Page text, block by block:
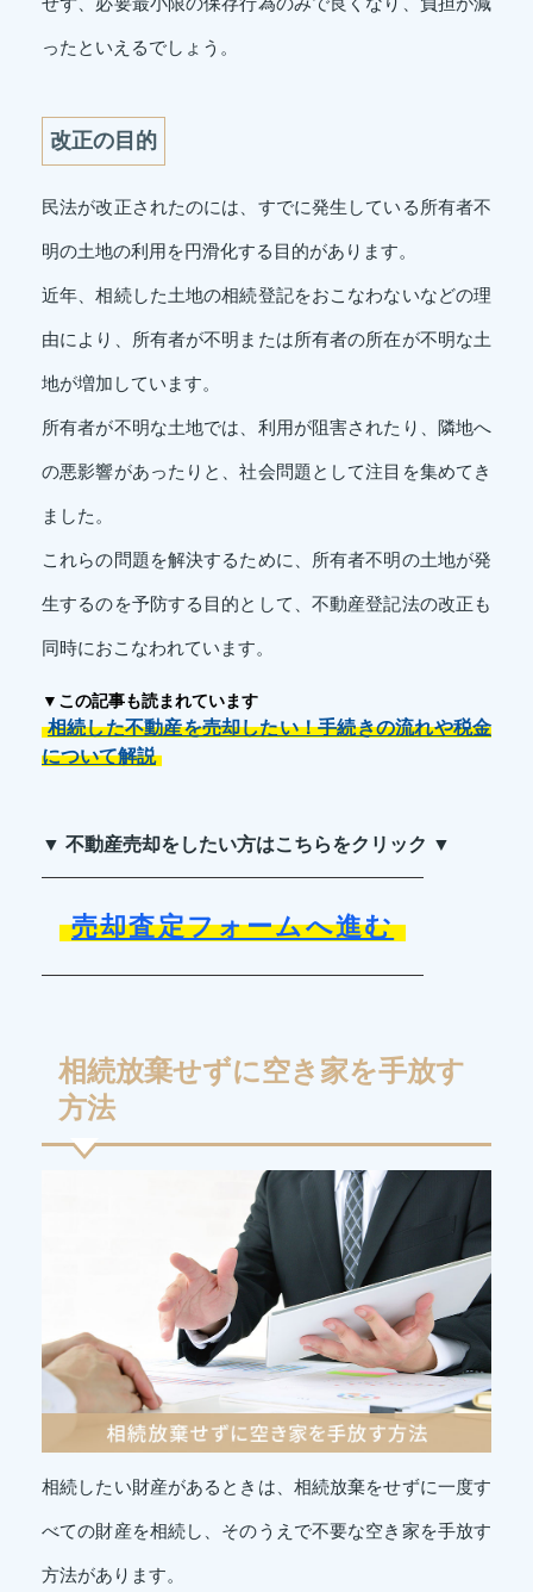
ったといえるでしょう。
改正の目的
民法が改正されたのには、すでに発生している所有者不
明の土地の利用を円滑化する目的があります。
近年、相続した土地の相続登記をおこなわないなどの理
由により、所有者が不明または所有者の所在が不明な土
地が増加しています。
所有者が不明な土地では、利用が阻害されたり、隣地へ
の悪影響があったりと、社会問題として注目を集めてき
ました。
これらの問題を解決するために、所有者不明の土地が発
生するのを予防する目的として、不動産登記法の改正も
同時におこなわれています。
▼この記事も読まれています
相続した不動産を売却したい！手続きの流れや税金
について解説
▼ 不動産売却をしたい方はこちらをクリック ▼
売却査定フォームへ進む
相続放棄せずに空き家を手放す
方法
相続したい財産があるときは、相続放棄をせずに一度す
べての財産を相続し、そのうえで不要な空き家を手放す
方法があります。